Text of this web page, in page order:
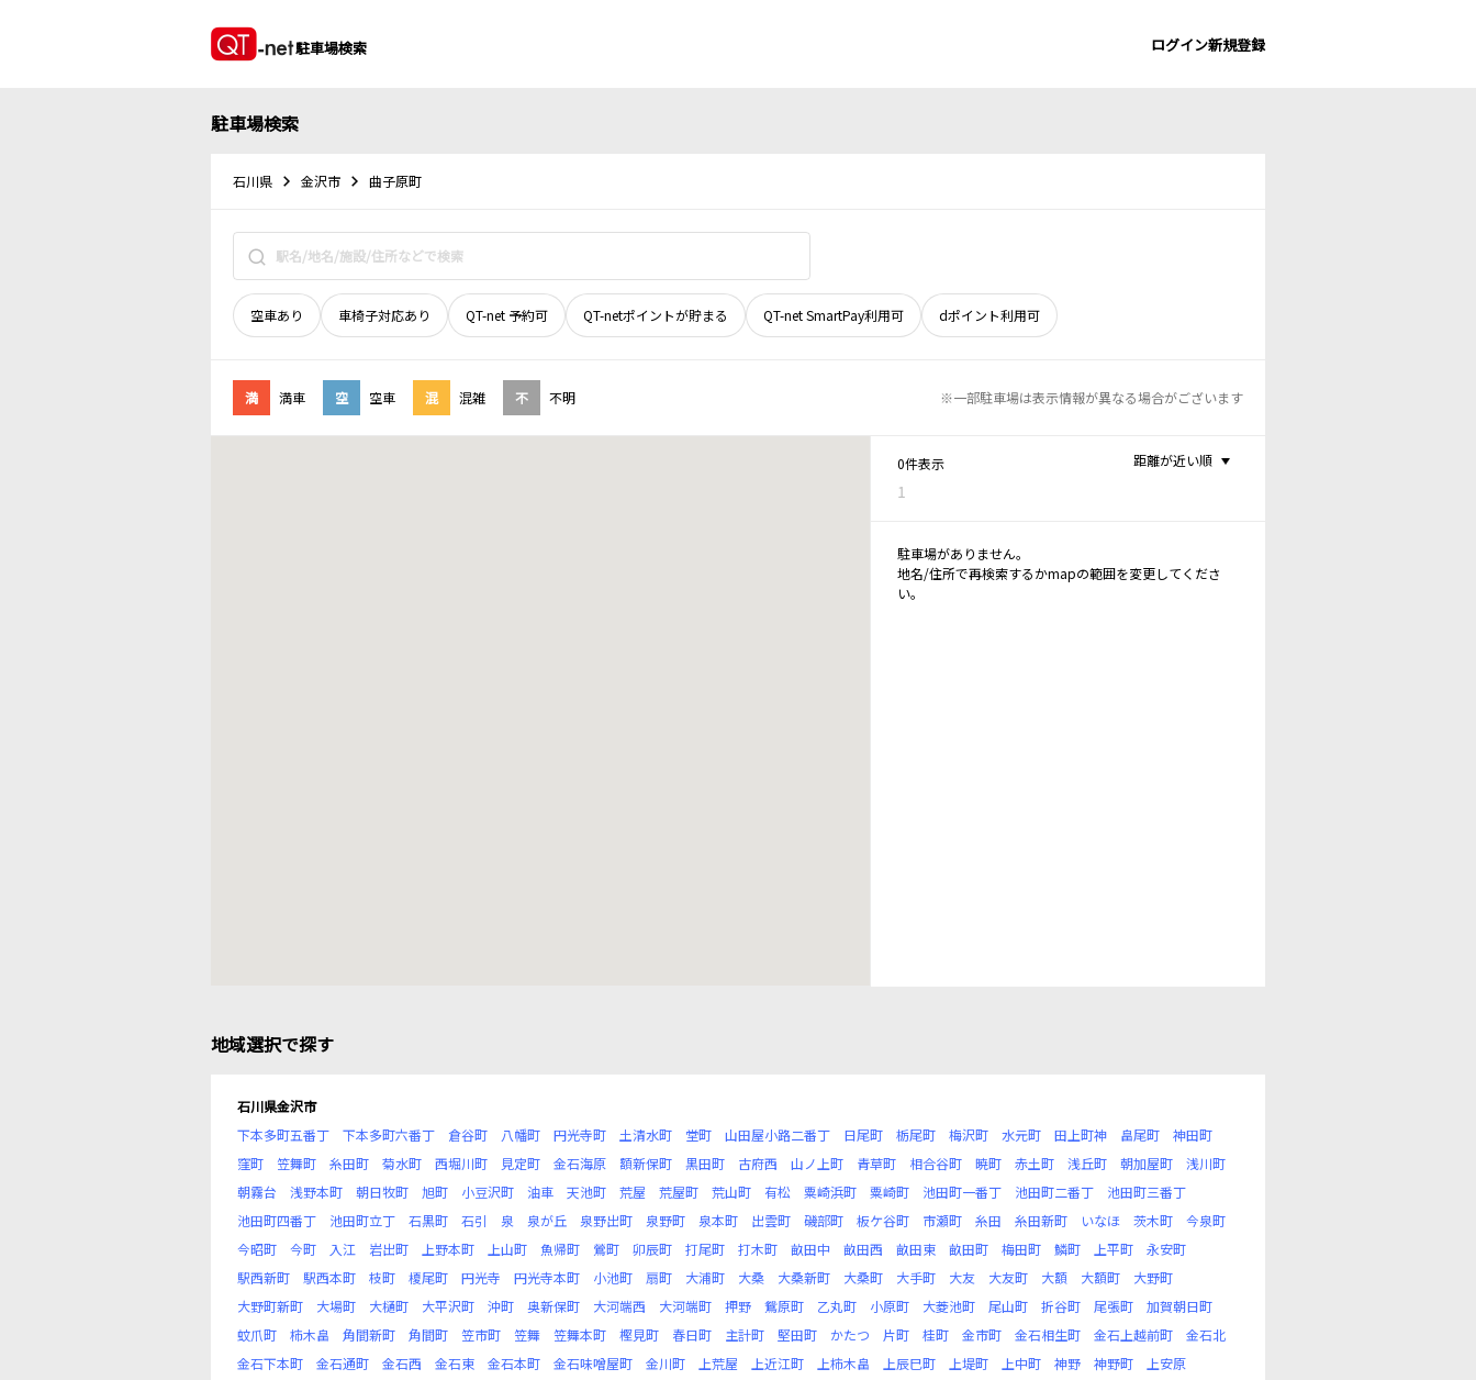
駐車場検索 ログイン新規登録
駐車場検索
石川県 金沢市 曲子原町
空車あり 車椅子対応あり QT-net 予約可 QT-netポイントが貯まる QT-net SmartPay利用可 dポイント利用可
満 満車 空 空車 混 混雑 不 不明 ※一部駐車場は表示情報が異なる場合がございます
0件表示
1
距離が近い順
駐車場がありません。
地名/住所で再検索するかmapの範囲を変更してくださ
い。
地域選択で探す
石川県金沢市
下本多町五番丁
下本多町六番丁 倉谷町 八幡町 円光寺町 土清水町 堂町 山田屋小路二番丁 日尾町 栃尾町 梅沢町 水元町 田上町神 畠尾町
神田町
窪町
笠舞町 糸田町 菊水町 西堀川町 見定町 金石海原 額新保町 黒田町 古府西 山ノ上町 青草町 相合谷町 暁町 赤土町 浅丘町 朝加屋町
浅川町
朝霧台
浅野本町 朝日牧町 旭町 小豆沢町 油車 天池町 荒屋 荒屋町 荒山町 有松 粟崎浜町 粟崎町 池田町一番丁 池田町二番丁
池田町三番丁
池田町四番丁
池田町立丁 石黒町 石引 泉 泉が丘 泉野出町 泉野町 泉本町 出雲町 磯部町 板ケ谷町 市瀬町 糸田 糸田新町 いなほ 茨木町
今泉町
今昭町
今町 入江 岩出町 上野本町 上山町 魚帰町 鶯町 卯辰町 打尾町 打木町 畝田中 畝田西 畝田東 畝田町 梅田町 鱗町 上平町
永安町
駅西新町
駅西本町 枝町 榎尾町 円光寺 円光寺本町 小池町 扇町 大浦町 大桑 大桑新町 大桑町 大手町 大友 大友町 大額 大額町
大野町
大野町新町
大場町 大樋町 大平沢町 沖町 奥新保町 大河端西 大河端町 押野 鴛原町 乙丸町 小原町 大菱池町 尾山町 折谷町 尾張町
加賀朝日町
蚊爪町
柿木畠 角間新町 角間町 笠市町 笠舞 笠舞本町 樫見町 春日町 主計町 堅田町 かたつ 片町 桂町 金市町 金石相生町 金石上越前町
金石北
金石下本町
金石通町 金石西 金石東 金石本町 金石味噌屋町 金川町 上荒屋 上近江町 上柿木畠 上辰巳町 上堤町 上中町 神野 神野町
上安原